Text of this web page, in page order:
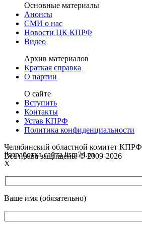
Основные материалы
Анонсы
СМИ о нас
Новости ЦК КПРФ
Видео
Архив материалов
Краткая справка
О партии
О сайте
Вступить
Контакты
Устав КПРФ
Политика конфиденциальности
Челябинский областной комитет КПРФ
Все права защищены © 2009-2026
Разработка сайта itsm74.ru
X
Ваше имя (обязательно)